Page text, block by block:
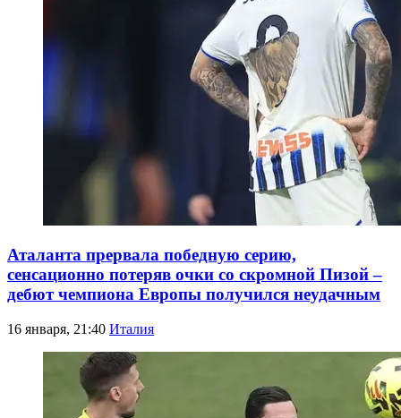
Аталанта прервала победную серию,
сенсационно потеряв очки со скромной Пизой –
дебют чемпиона Европы получился неудачным
16 января, 21:40 Италия